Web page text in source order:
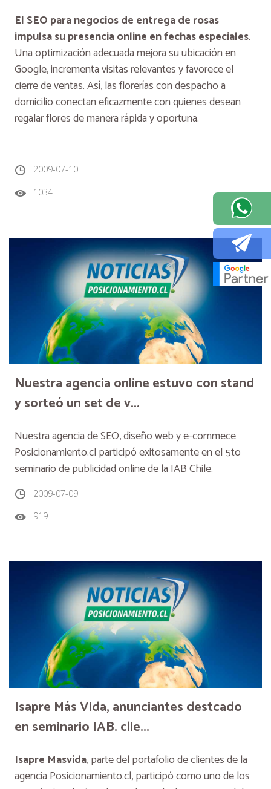
El SEO para negocios de entrega de rosas
impulsa su presencia online en fechas especiales.
Una optimización adecuada mejora su ubicación en
Google, incrementa visitas relevantes y favorece el
cierre de ventas. Así, las florerías con despacho a
domicilio conectan eficazmente con quienes desean
regalar flores de manera rápida y oportuna.
2009-07-10
1034
Nuestra agencia online estuvo con stand
y sorteó un set de v...
Nuestra agencia de SEO, diseño web y e-commece
Posicionamiento.cl participó exitosamente en el 5to
seminario de publicidad online de la IAB Chile.
2009-07-09
919
Isapre Más Vida, anunciantes destcado
en seminario IAB. clie...
Isapre Masvida, parte del portafolio de clientes de la
agencia Posicionamiento.cl, participó como uno de los